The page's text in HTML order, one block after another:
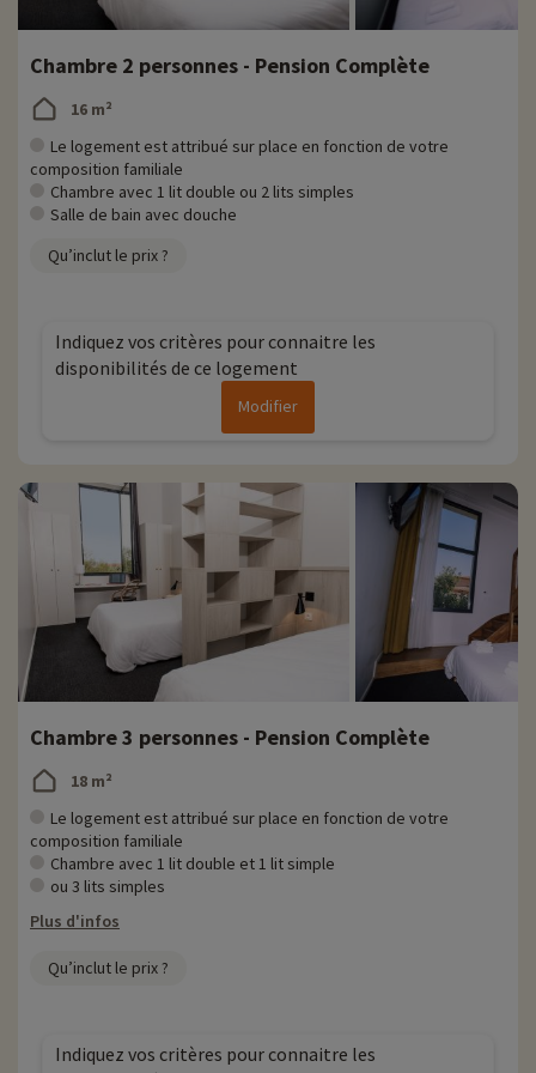
Chambre 2 personnes - Pension Complète
16 m²
Le logement est attribué sur place en fonction de votre
composition familiale
Chambre avec 1 lit double ou 2 lits simples
Salle de bain avec douche
Qu’inclut le prix ?
Indiquez vos critères pour connaitre les
disponibilités de ce logement
Modifier
Chambre 3 personnes - Pension Complète
18 m²
Le logement est attribué sur place en fonction de votre
composition familiale
Chambre avec 1 lit double et 1 lit simple
ou 3 lits simples
Plus d'infos
Qu’inclut le prix ?
Indiquez vos critères pour connaitre les